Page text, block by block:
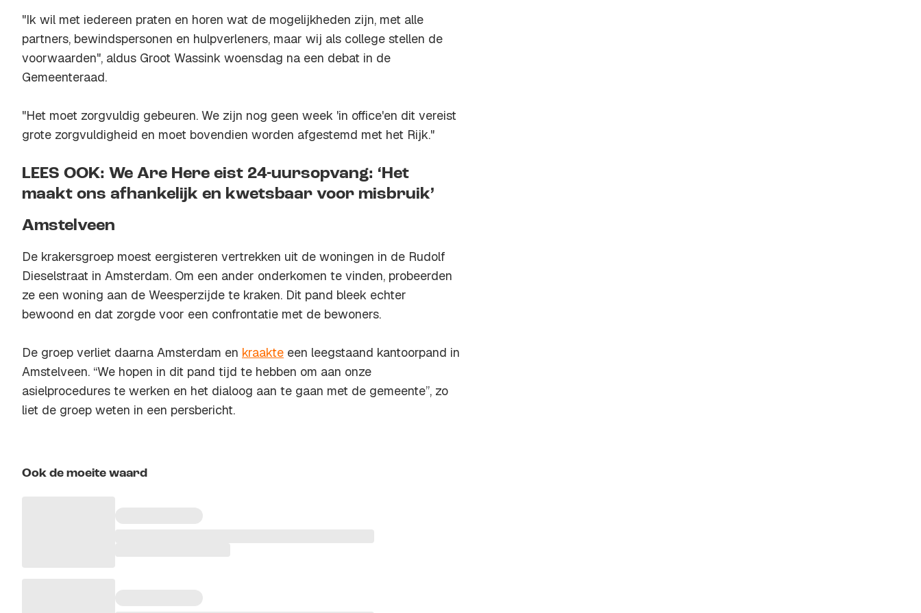
"Ik wil met iedereen praten en horen wat de mogelijkheden zijn, met alle
partners, bewindspersonen en hulpverleners, maar wij als college stellen de
voorwaarden", aldus Groot Wassink woensdag na een debat in de
Gemeenteraad.
"Het moet zorgvuldig gebeuren. We zijn nog geen week 'in office'en dit vereist
grote zorgvuldigheid en moet bovendien worden afgestemd met het Rijk."
LEES OOK: We Are Here eist 24-uursopvang: ‘Het
maakt ons afhankelijk en kwetsbaar voor misbruik’
Amstelveen
De krakersgroep moest eergisteren vertrekken uit de woningen in de Rudolf
Dieselstraat in Amsterdam. Om een ander onderkomen te vinden, probeerden
ze een woning aan de Weesperzijde te kraken. Dit pand bleek echter
bewoond en dat zorgde voor een confrontatie met de bewoners.
De groep verliet daarna Amsterdam en kraakte een leegstaand kantoorpand in
Amstelveen. “We hopen in dit pand tijd te hebben om aan onze
asielprocedures te werken en het dialoog aan te gaan met de gemeente”, zo
liet de groep weten in een persbericht.
Ook de moeite waard